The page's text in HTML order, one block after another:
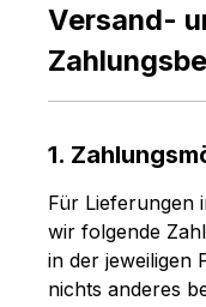
Versand-
1.
Für Lieferungen
wir folgende
in der jeweiligen
nichts anderes